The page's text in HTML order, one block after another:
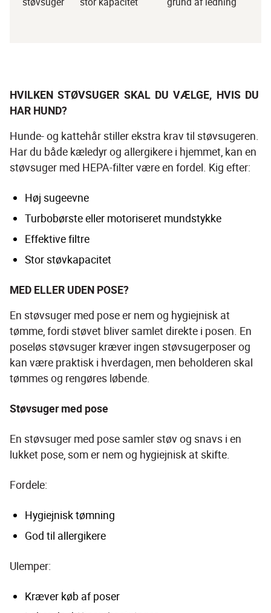
HVILKEN STØVSUGER SKAL DU VÆLGE, HVIS DU
HAR HUND?
Hunde- og kattehår stiller ekstra krav til støvsugeren.
Har du både kæledyr og allergikere i hjemmet, kan en
støvsuger med HEPA-filter være en fordel. Kig efter:
Høj sugeevne
Turbobørste eller motoriseret mundstykke
Effektive filtre
Stor støvkapacitet
MED ELLER UDEN POSE?
En støvsuger med pose er nem og hygiejnisk at
tømme, fordi støvet bliver samlet direkte i posen. En
poseløs støvsuger kræver ingen støvsugerposer og
kan være praktisk i hverdagen, men beholderen skal
tømmes og rengøres løbende.
Støvsuger med pose
En støvsuger med pose samler støv og snavs i en
lukket pose, som er nem og hygiejnisk at skifte.
Fordele:
Hygiejnisk tømning
God til allergikere
Ulemper:
Kræver køb af poser